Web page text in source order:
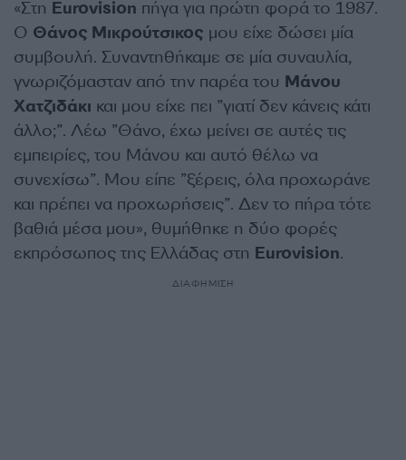
«Στη Eurovision πήγα για πρώτη φορά το 1987.
Ο Θάνος Μικρούτσικος μου είχε δώσει μία
συμβουλή. Συναντηθήκαμε σε μία συναυλία,
γνωριζόμασταν από την παρέα του Μάνου
Χατζιδάκι και μου είχε πει ”γιατί δεν κάνεις κάτι
άλλο;”. Λέω ”Θάνο, έχω μείνει σε αυτές τις
εμπειρίες, του Μάνου και αυτό θέλω να
συνεχίσω”. Μου είπε ”ξέρεις, όλα προχωράνε
και πρέπει να προχωρήσεις”. Δεν το πήρα τότε
βαθιά μέσα μου», θυμήθηκε η δύο φορές
εκπρόσωπος της Ελλάδας στη Eurovision.
ΔΙΑΦΗΜΙΣΗ